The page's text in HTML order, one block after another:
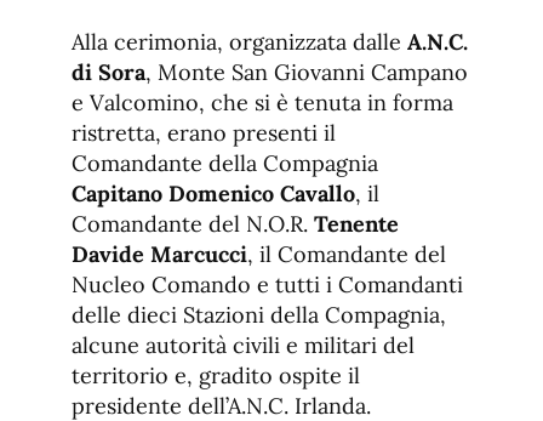
Alla cerimonia, organizzata dalle A.N.C.
di Sora, Monte San Giovanni Campano
e Valcomino, che si è tenuta in forma
ristretta, erano presenti il
Comandante della Compagnia
Capitano Domenico Cavallo, il
Comandante del N.O.R. Tenente
Davide Marcucci, il Comandante del
Nucleo Comando e tutti i Comandanti
delle dieci Stazioni della Compagnia,
alcune autorità civili e militari del
territorio e, gradito ospite il
presidente dell’A.N.C. Irlanda.